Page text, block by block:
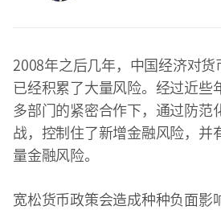
2008年之后几年，中国经济对货
已经积累了大量风险。经过近些
多部门的紧密合作下，通过防范
战，控制住了新增金融风险，并
量金融风险。
宽松货币政策会造成种种负面影